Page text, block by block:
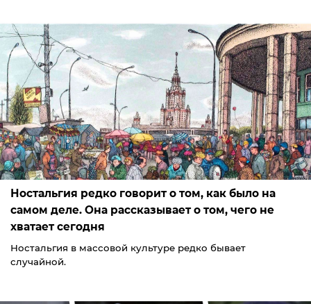
Ностальгия редко говорит о том, как было на
самом деле. Она рассказывает о том, чего не
хватает сегодня
Ностальгия в массовой культуре редко бывает
случайной.